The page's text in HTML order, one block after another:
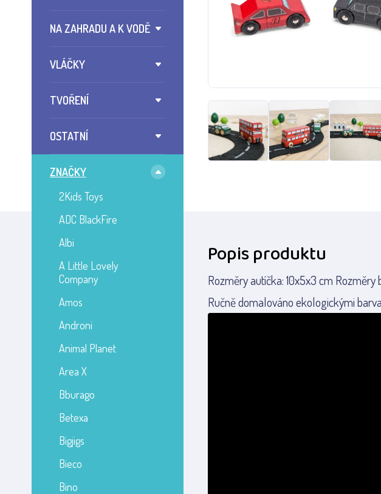
NA ZAHRADU A K VODĚ
VLÁČKY
TVOŘENÍ
OSTATNÍ
ZNAČKY
2Kids Toys
ADC BlackFire
Albi
A Little Lovely
Company
Amos
Androni
Animal Planet
Area X
Bburago
Betexa
Bigjigs
Bieco
Bino
Popis produktu
Rozměry autíčka: 10x5x3 cm
Ručně domalováno ekologickými